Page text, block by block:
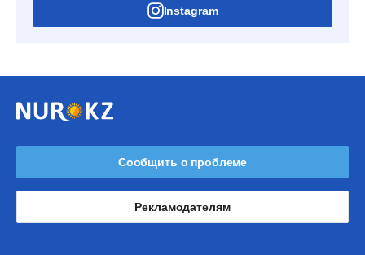
Instagram
Сообщить о проблеме
Рекламодателям